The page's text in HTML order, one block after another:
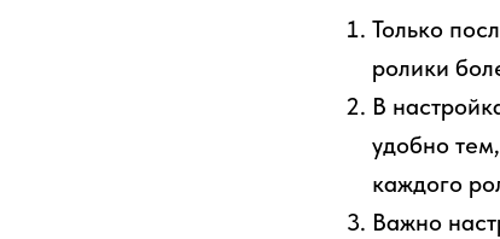
Только
ролики
В
удобно
каждого
Важно